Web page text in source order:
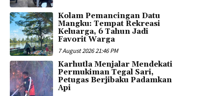
Kolam Pemancingan Datu
Mangku: Tempat Rekreasi
Keluarga, 6 Tahun Jadi
Favorit Warga
7 August 2026 21:46 PM
Karhutla Menjalar Mendekati
Permukiman Tegal Sari,
Petugas Berjibaku Padamkan
Api